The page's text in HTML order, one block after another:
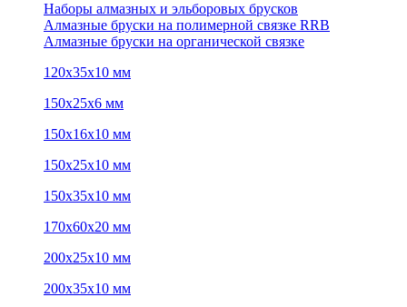
Наборы алмазных и эльборовых брусков
Алмазные бруски на полимерной связке RRB
Алмазные бруски на органической связке
120х35х10 мм
150х25х6 мм
150х16х10 мм
150х25х10 мм
150х35х10 мм
170х60х20 мм
200х25х10 мм
200х35х10 мм